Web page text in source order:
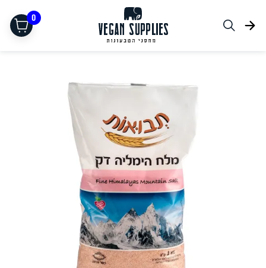
0
תחליפי בשר